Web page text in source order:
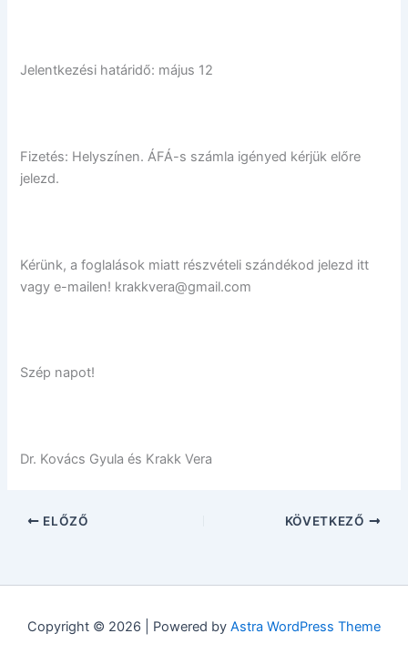
Jelentkezési határidő: május 12
Fizetés: Helyszínen. ÁFÁ-s számla igényed kérjük előre
jelezd.
Kérünk, a foglalások miatt részvételi szándékod jelezd itt
vagy e-mailen! krakkvera@gmail.com
Szép napot!
Dr. Kovács Gyula és Krakk Vera
ELŐZŐ KÖVETKEZŐ
Copyright © 2026 | Powered by Astra WordPress Theme